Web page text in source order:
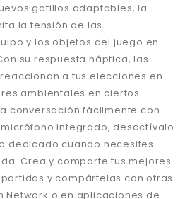
gatillos adaptables, la
la tensión de las
y los objetos del juego en
su respuesta háptica, las
a tus elecciones en
ambientales en ciertos
conversación fácilmente con
integrado, desactívalo
dedicado cuando necesites
Crea y comparte tus mejores
y compártelas con otras
Network o en aplicaciones de